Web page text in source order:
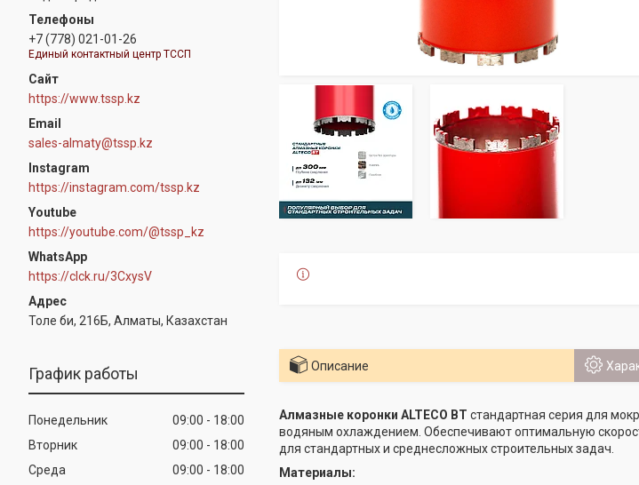
+7 (778) 021-01-26
Единый контактный центр ТССП
https://www.tssp.kz
sales-almaty@tssp.kz
Instagram
https://instagram.com/tssp.kz
Youtube
https://youtube.com/@tssp_kz
WhatsApp
https://clck.ru/3CxysV
Толе би, 216Б, Алматы, Казахстан
График работы
Понедельник 09:00
18:00
Вторник
09:00
18:00
Среда
09:00
18:00
Описание
Алмазные коронки ALTECO BT стандартная серия для
водяным охлаждением. Обеспечивают оптимальную
для стандартных и среднесложных строительных задач.
Материалы: